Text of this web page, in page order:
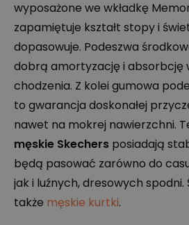
wyposażone we wkładkę
zapamiętuje kształt stopy i
dopasowuje. Podeszwa
dobrą amortyzację i absorbcję
chodzenia. Z kolei gumowa
to gwarancja doskonałej
nawet na mokrej nawierzchni.
męskie Skechers posiadają
będą pasować zarówno do
jak i luźnych, dresowych spodni.
także męskie kurtki.